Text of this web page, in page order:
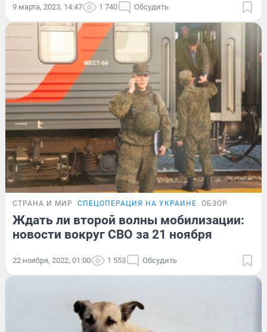
9 марта, 2023, 14:47 1 740 Обсудить
СТРАНА И МИР СПЕЦОПЕРАЦИЯ НА УКРАИНЕ ОБЗОР
Ждать ли второй волны мобилизации:
новости вокруг СВО за 21 ноября
22 ноября, 2022, 01:00 1 553 Обсудить